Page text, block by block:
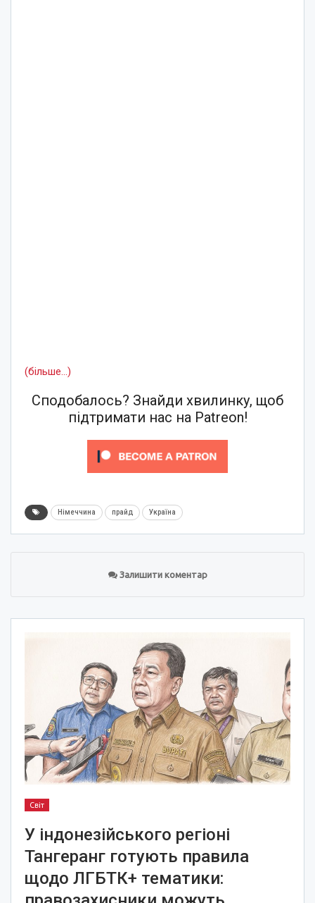
(більше…)
Сподобалось? Знайди хвилинку, щоб
підтримати нас на Patreon!
Німеччина прайд Україна
Залишити коментар
Світ
У індонезійського регіоні
Тангеранг готують правила
щодо ЛГБТК+ тематики: